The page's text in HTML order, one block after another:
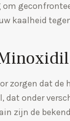
kaalheid
zorgen dat de
dat onder
zijn de